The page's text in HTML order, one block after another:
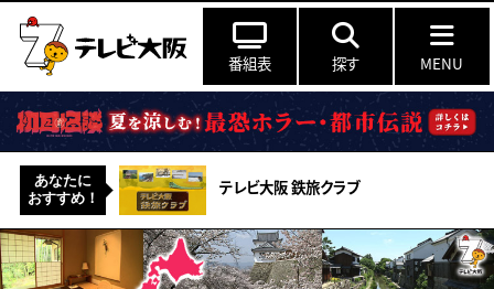
番組表 探す MENU
あなたに
おすすめ！
テレビ大阪 鉄旅クラブ